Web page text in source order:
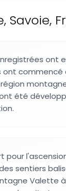
Savoie,
ont
ont commencé
été
pour
sentiers
Valette